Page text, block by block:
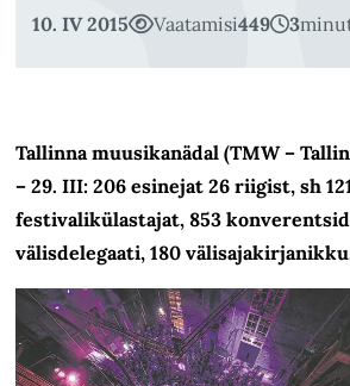
10. IV 2015 Vaatamisi449 3
Tallinna muusikanädal (TMW –
– 29. III: 206 esinejat 26 riigist, sh
festivalikülastajat, 853
välisdelegaati, 180